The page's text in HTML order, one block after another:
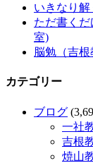
いきなり解
ただ書く
室)
脳勉（吉根
カテゴリー
ブログ
一社
吉根
焼山